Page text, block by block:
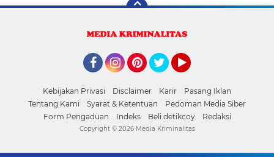
Kebijakan Privasi Disclaimer Karir
Pasang Iklan
Tentang Kami
Syarat & Ketentuan
Pedoman Media Siber
Form Pengaduan
Indeks Beli detikcoy Redaksi
Copyright © 2026 Media Kriminalitas